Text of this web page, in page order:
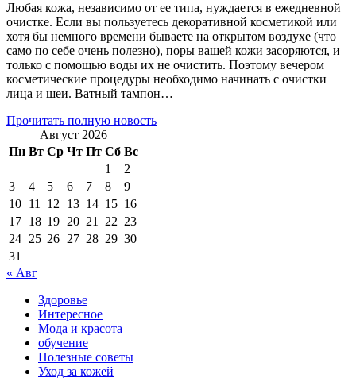
Любая кожа, независимо от ее типа, нуждается в ежедневной
очистке. Если вы пользуетесь декоративной косметикой или
хотя бы немного времени бываете на открытом воздухе (что
само по себе очень полезно), поры вашей кожи засоряются, и
только с помощью воды их не очистить. Поэтому вечером
косметические процедуры необходимо начинать с очистки
лица и шеи. Ватный тампон…
Прочитать полную новость
Август 2026
Пн Вт Ср Чт Пт Сб Вс
1
2
3
4 5 6 7 8
9
10 11 12 13 14 15 16
17 18 19 20 21 22 23
24 25 26 27 28 29 30
31
« Авг
Здоровье
Интересное
Мода и красота
обучение
Полезные советы
Уход за кожей